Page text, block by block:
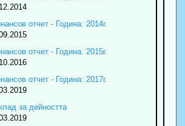
отчет - Година: 2014г.
отчет - Година: 2015г.
отчет - Година: 2017г.
за дейността